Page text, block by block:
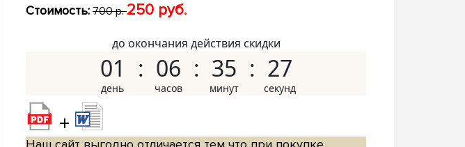
Стоимость: 700 р.250 руб.
до окончания действия скидки
01 06 35 26
+